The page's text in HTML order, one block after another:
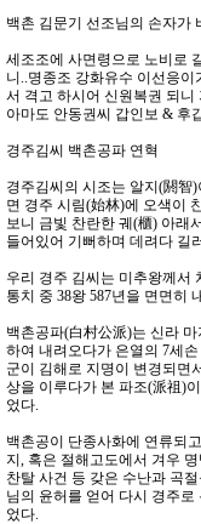
백촌 김문기 선조님의 손자가
세조조에 사면령으로 노비로
니..명종조 강화유수 이선응
서 격고 하시어 신원복권 되
아마도 안동권씨 갑인보 & 후
경주김씨 백촌공파 연혁
경주김씨의 시조는 알지(閼智
면 경주 시림(始林)에 오색이
보니 금빛 찬란한 궤(櫃) 아래
들어있어 기뻐하며 데려다 길
우리 경주 김씨는 미추왕께서
통치 중 38왕 587년을 면면히
백촌공파(白村公派)는 신라
하여 내려오다가 은열의 7세
군이 김해로 지명이 변경되면
상을 이루다가 본 파조(派祖)
었다.
백촌공이 단종사화에 연류되
지, 혹은 절해고도에서 겨우
찬탈 사건 등 갖은 수난과 곡
님의 윤허를 얻어 다시 경주
었다.